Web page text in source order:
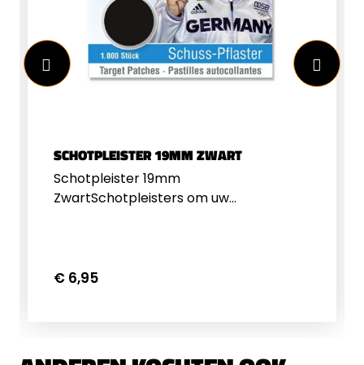
SCHOTPLEISTER 19MM ZWART
Schotpleister 19mm
ZwartSchotpleisters om uw
€ 6,95